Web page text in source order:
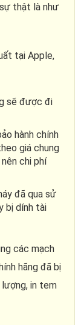
thật là như
tại Apple,
sẽ được đi
hành chính
giá chung
chi phí
đã qua sử
bị dính tài
các mạch
hãng đã bị
in tem